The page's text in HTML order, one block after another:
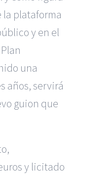
plataforma
y en el
una
años, servirá
guion que
y licitado